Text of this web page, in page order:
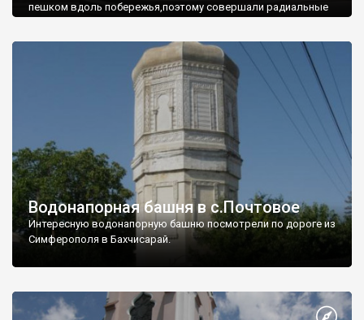
пешком вдоль побережья,поэтому совершали радиальные
Водонапорная башня в с.Почтовое
Интересную водонапорную башню посмотрели по дороге из
Симферополя в Бахчисарай.